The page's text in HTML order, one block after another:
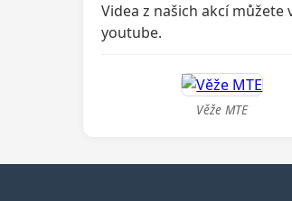
Videa z našich akcí můžete
youtube.
Věže MTE